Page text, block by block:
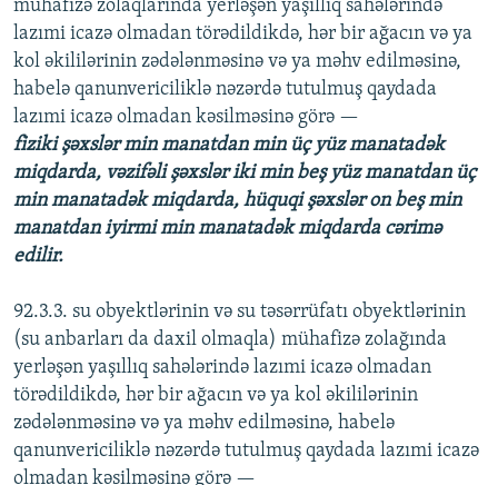
mühafizə zolaqlarında yerləşən yaşıllıq sahələrində
lazımi icazə olmadan törədildikdə, hər bir ağacın və ya
kol əkililərinin zədələnməsinə və ya məhv edilməsinə,
habelə qanunvericiliklə nəzərdə tutulmuş qaydada
lazımi icazə olmadan kəsilməsinə görə —
fiziki şəxslər min manatdan min üç yüz manatadək
miqdarda, vəzifəli şəxslər iki min beş yüz manatdan üç
min manatadək miqdarda, hüquqi şəxslər on beş min
manatdan iyirmi min manatadək miqdarda cərimə
edilir.
92.3.3. su obyektlərinin və su təsərrüfatı obyektlərinin
(su anbarları da daxil olmaqla) mühafizə zolağında
yerləşən yaşıllıq sahələrində lazımi icazə olmadan
törədildikdə, hər bir ağacın və ya kol əkililərinin
zədələnməsinə və ya məhv edilməsinə, habelə
qanunvericiliklə nəzərdə tutulmuş qaydada lazımi icazə
olmadan kəsilməsinə görə —